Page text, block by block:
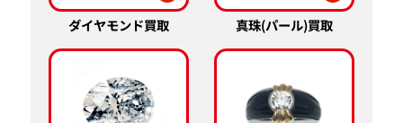
ダイヤモンド買取 真珠(パール)買取